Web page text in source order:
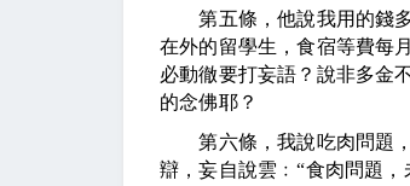
第五條，他說我用的錢多
在外的留學生，食宿等費每
必動徹要打妄語？說非多金
的念佛耶？
第六條，我說吃肉問題，
辯，妄自說雲﹕“食肉問題